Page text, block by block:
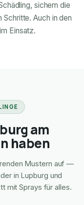
sichern die
Schritte. Auch in den
Einsatz.
am
haben
Mustern auf —
in Lupburg und
mit Sprays für alles.